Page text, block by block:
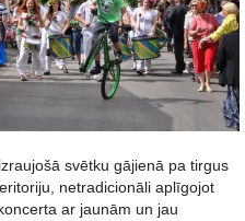
svētku gājienā pa tirgus
netradicionāli aplīgojot
ar jaunām un jau